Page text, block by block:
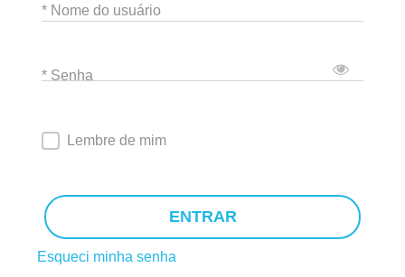
* Nome do usuário
* Senha
Lembre de mim
ENTRAR
Esqueci minha senha